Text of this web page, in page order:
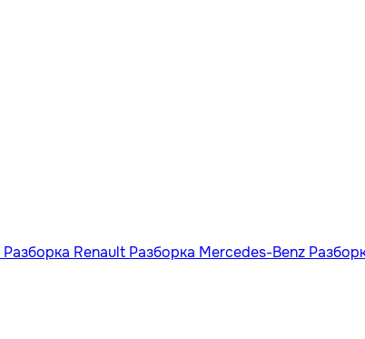
Разборка Renault Разборка Mercedes-Benz